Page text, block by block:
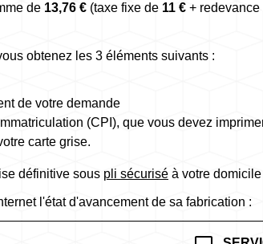
de 13,76 € (taxe fixe de 11 € +
obtenez les 3 éléments suivants :
de votre demande
(CPI), que vous devez
carte grise.
définitive sous pli sécurisé à votre
l'état d'avancement de sa fabrication :